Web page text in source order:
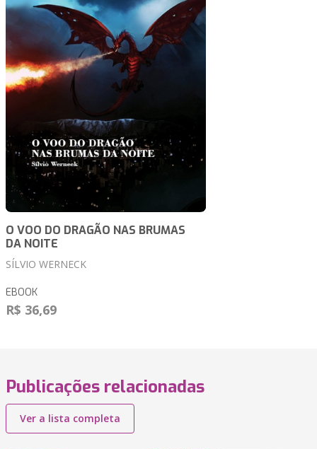
O VOO DO DRAGÃO NAS BRUMAS
DA NOITE
SÍLVIO WERNECK
EBOOK
R$ 36,69
Publicações relacionadas
Ver a lista completa